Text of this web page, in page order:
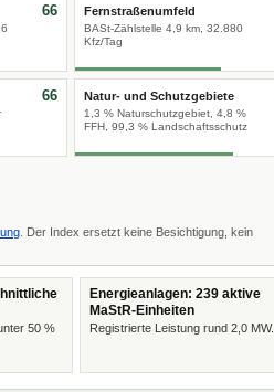
66 Fernstraßenumfeld
BASt-Zählstelle 4,9 km, 32.880
Kfz/Tag
66 Natur- und Schutzgebiete
1,3 % Naturschutzgebiet, 4,8 %
FFH, 99,3 % Landschaftsschutz
. Der Index ersetzt keine Besichtigung, kein
50 %
Energieanlagen: 239 aktive
MaStR-Einheiten
Registrierte Leistung rund 2,0 MW.